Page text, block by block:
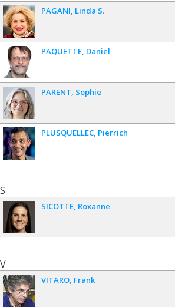
PAGANI Linda S.
PAQUETTE Daniel
PARENT Sophie
PLUSQUELLEC Pierrich
S
SICOTTE Roxanne
V
VITARO Frank